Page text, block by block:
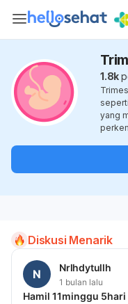
1.8k
yang
Diskusi Menarik
N Nrlhdytullh
1 bulan lalu